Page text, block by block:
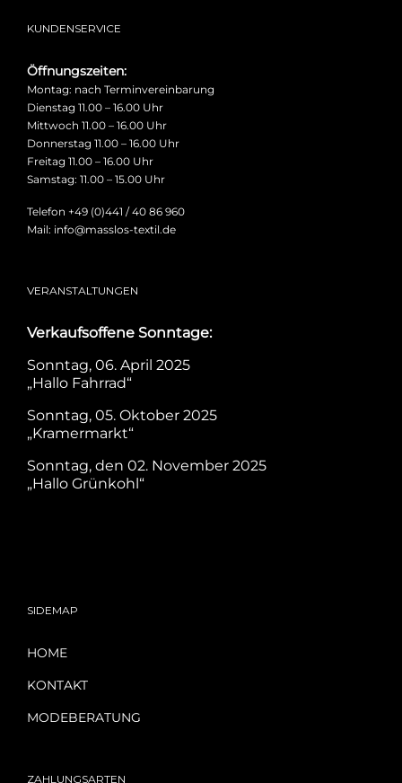
KUNDENSERVICE
Öffnungszeiten:
Montag: nach Terminvereinbarung
Dienstag 11.00 – 16.00 Uhr
Mittwoch 11.00 – 16.00 Uhr
Donnerstag 11.00 – 16.00 Uhr
Freitag 11.00 – 16.00 Uhr
Samstag: 11.00 – 15.00 Uhr
Telefon +49 (0)441 / 40 86 960
Mail: info@masslos-textil.de
VERANSTALTUNGEN
Verkaufsoffene Sonntage:
Sonntag, 06. April 2025
„Hallo Fahrrad“
Sonntag, 05. Oktober 2025
„Kramermarkt“
Sonntag, den 02. November 2025
„Hallo Grünkohl“
SIDEMAP
HOME
KONTAKT
MODEBERATUNG
ZAHLUNGSARTEN